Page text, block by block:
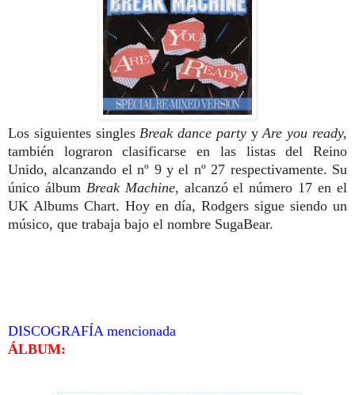
Los siguientes singles Break dance party yAre you ready,
también lograron clasificarse en las listas del Reino
Unido, alcanzando el nº 9 y el nº 27 respectivamente. Su
único álbum Break Machine, alcanzó el número 17 en el
UK Albums Chart. Hoy en día, Rodgers sigue siendo un
músico, que trabaja bajo el nombre SugaBear.
DISCOGRAFÍA mencionada
ÁLBUM: